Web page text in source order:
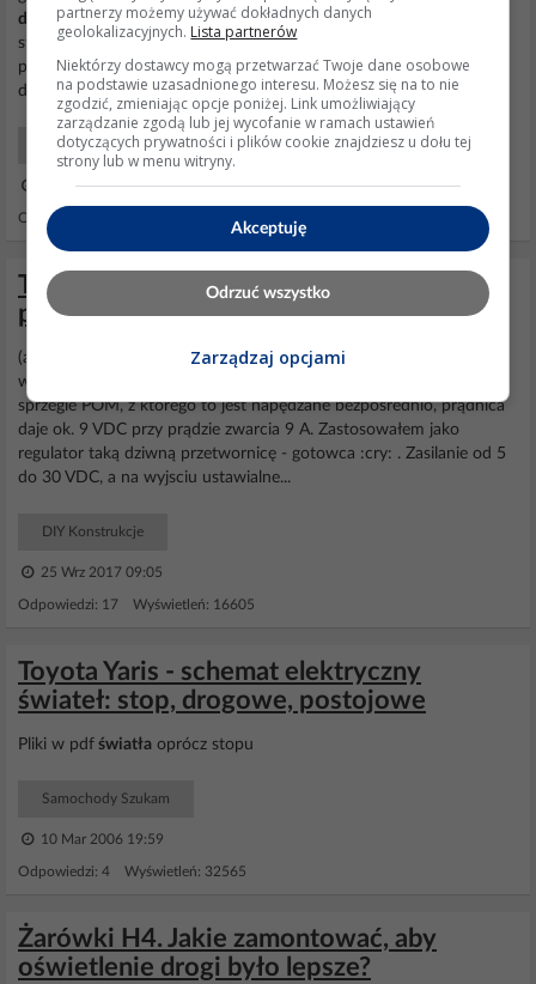
drogowezniknely, po rozebraniu włącznika oraz przeczyszczeniu
styków wszystko zaczelo dzialac co dziwne razem z
predkosciomierzem, wlacznik kupilem nowy zamontowalem, i dalej
dziala wiec temat uznaje za zamkniety pozdrawiam. Dodano...
Samochody Elektryka i elektronika
29 Sie 2021 13:03
Odpowiedzi: 6 Wyświetleń: 2466
Traktorek jednoosiowy jako naped
przyczepy podlodziowej
(at)kkknc Oczywiście. Spora jest rozpietośc generowanego napięcia
w zależności od obrotów. I tak, przy typowych 1000 rpm na
sprzegle POM, z którego to jest napędzane bezpośrednio, prądnica
daje ok. 9 VDC przy prądzie zwarcia 9 A. Zastosowałem jako
regulator taką dziwną przetwornicę - gotowca :cry: . Zasilanie od 5
do 30 VDC, a na wyjsciu ustawialne...
DIY Konstrukcje
25 Wrz 2017 09:05
Odpowiedzi: 17 Wyświetleń: 16605
Toyota Yaris - schemat elektryczny
świateł: stop, drogowe, postojowe
Pliki w pdf światła oprócz stopu
Samochody Szukam
10 Mar 2006 19:59
Odpowiedzi: 4 Wyświetleń: 32565
Żarówki H4. Jakie zamontować, aby
oświetlenie drogi było lepsze?
partnerzy możemy używać dokładnych danych
geolokalizacyjnych. Lista partnerów
Niektórzy dostawcy mogą przetwarzać Twoje dane osobowe
na podstawie uzasadnionego interesu. Możesz się na to nie
zgodzić, zmieniając opcje poniżej. Link umożliwiający
zarządzanie zgodą lub jej wycofanie w ramach ustawień
dotyczących prywatności i plików cookie znajdziesz u dołu tej
strony lub w menu witryny.
Akceptuję
Odrzuć wszystko
Zarządzaj opcjami